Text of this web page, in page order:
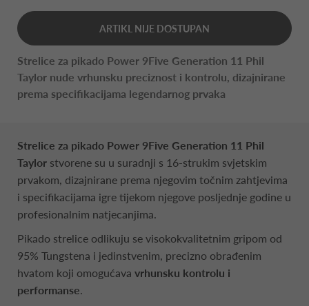
ARTIKL NIJE DOSTUPAN
Strelice za pikado Power 9Five Generation 11 Phil
Taylor nude vrhunsku preciznost i kontrolu, dizajnirane
prema specifikacijama legendarnog prvaka
Strelice za pikado Power 9Five Generation 11 Phil
Taylor stvorene su u suradnji s 16-strukim svjetskim
prvakom, dizajnirane prema njegovim točnim zahtjevima
i specifikacijama igre tijekom njegove posljednje godine u
profesionalnim natjecanjima.
Pikado strelice odlikuju se visokokvalitetnim gripom od
95% Tungstena i jedinstvenim, precizno obrađenim
hvatom koji omogućava vrhunsku kontrolu i
performanse.